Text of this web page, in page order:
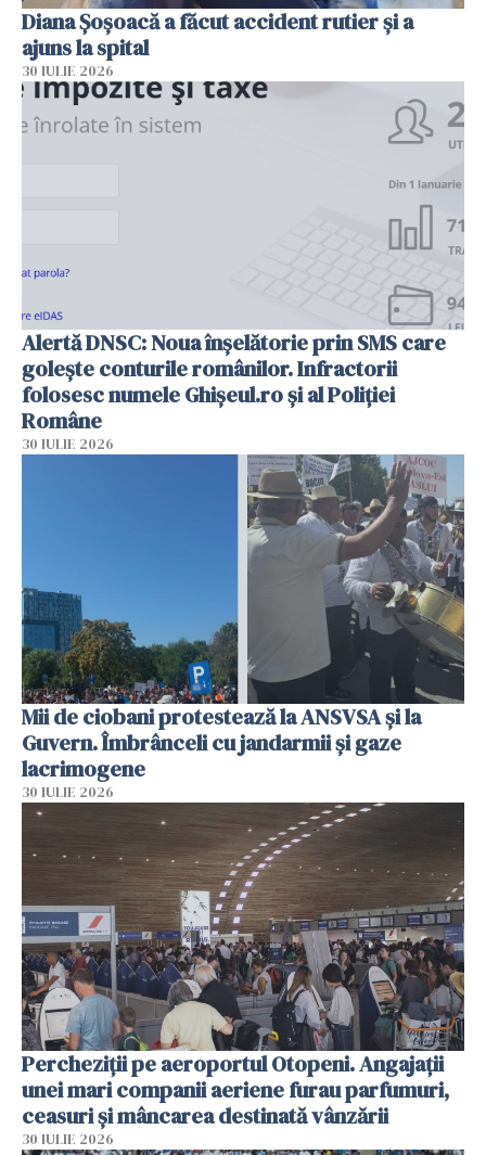
Diana Șoșoacă a făcut accident rutier și a
ajuns la spital
30 IULIE 2026
Alertă DNSC: Noua înșelătorie prin SMS care
golește conturile românilor. Infractorii
folosesc numele Ghișeul.ro și al Poliției
Române
30 IULIE 2026
Mii de ciobani protestează la ANSVSA și la
Guvern. Îmbrânceli cu jandarmii și gaze
lacrimogene
30 IULIE 2026
Percheziții pe aeroportul Otopeni. Angajații
unei mari companii aeriene furau parfumuri,
ceasuri și mâncarea destinată vânzării
30 IULIE 2026